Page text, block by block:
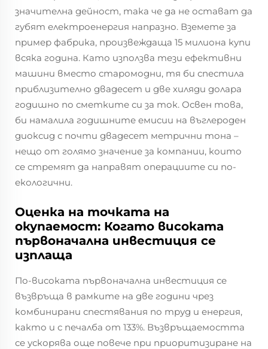
значителна дейност, така че да не остават да
губят електроенергия напразно. Вземете за
пример фабрика, произвеждаща 15 милиона купи
всяка година. Като използва тези ефективни
машини вместо старомодни, тя би спестила
приблизително двадесет и две хиляди долара
годишно по сметките си за ток. Освен това,
би намалила годишните емисии на въглероден
диоксид с почти двадесет метрични тона –
нещо от голямо значение за компании, които
се стремят да направят операциите си по-
екологични.
Оценка на точката на
окупаемост: Когато високата
първоначална инвестиция се
изплаща
По-високата първоначална инвестиция се
възвръща в рамките на две години чрез
комбинирани спестявания по труд и енергия,
както и с печалба от 133%. Възвръщаемостта
се ускорява още повече при приоритизиране на